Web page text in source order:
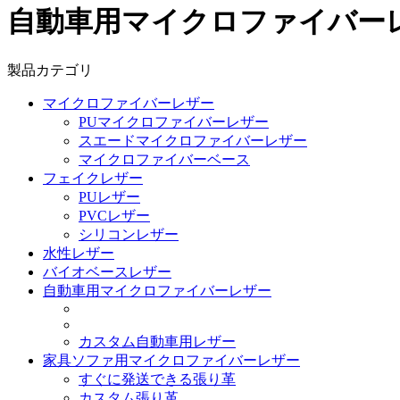
自動車用マイクロファイバー
製品カテゴリ
マイクロファイバーレザー
PUマイクロファイバーレザー
スエードマイクロファイバーレザー
マイクロファイバーベース
フェイクレザー
PUレザー
PVCレザー
シリコンレザー
水性レザー
バイオベースレザー
自動車用マイクロファイバーレザー
カスタム自動車用レザー
家具ソファ用マイクロファイバーレザー
すぐに発送できる張り革